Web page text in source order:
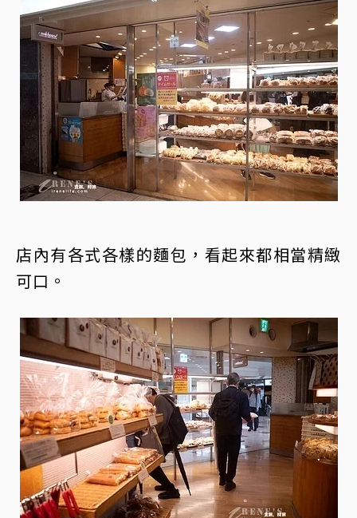
店內有各式各樣的麵包，看起來都相當精緻
可口。